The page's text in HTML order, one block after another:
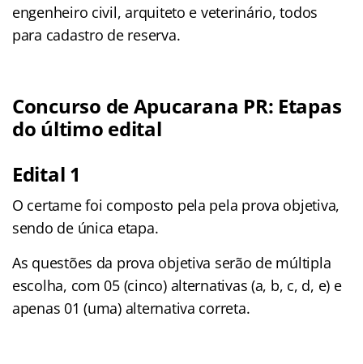
engenheiro civil, arquiteto e veterinário, todos
para cadastro de reserva.
Concurso de Apucarana PR: Etapas
do último edital
Edital 1
O certame foi composto pela pela prova objetiva,
sendo de única etapa.
As questões da prova objetiva serão de múltipla
escolha, com 05 (cinco) alternativas (a, b, c, d, e) e
apenas 01 (uma) alternativa correta.